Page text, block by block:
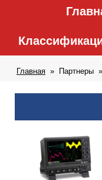
Главная Партнеры